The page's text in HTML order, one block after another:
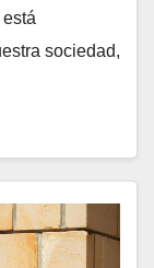
sociedad,